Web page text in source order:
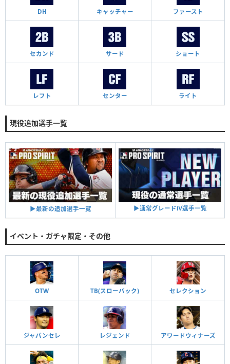
DH キャッチャー ファースト
セカンド サード ショート
レフト センター ライト
現役追加選手一覧
▶︎最新の追加選手一覧 ▶︎通常グレードⅣ選手一覧
イベント・ガチャ限定・その他
OTW TB(スローバック) セレクション
ジャパンセレ レジェンド アワードウィナーズ